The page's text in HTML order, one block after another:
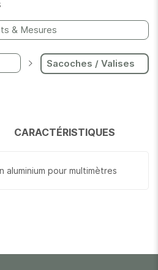
& Mesures
Sacoches / Valises
CARACTÉRISTIQUES
pour multimètres